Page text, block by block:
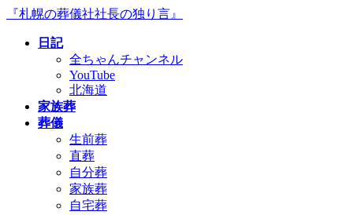
コ
ナ
『札幌の葬儀社社長の独り言』
日記
全ちゃんチャンネル
YouTube
北海道
家族葬
葬儀
生前葬
直葬
自分葬
家族葬
自宅葬